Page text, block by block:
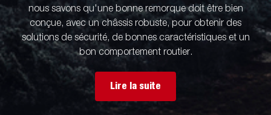
nous savons qu'une bonne remorque doit être bien
conçue, avec un châssis robuste, pour obtenir des
solutions de sécurité, de bonnes caractéristiques et un
bon comportement routier.
Lire la suite